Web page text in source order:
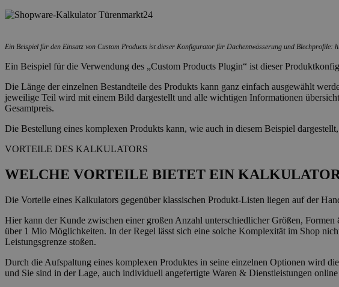
Ein Beispiel für den Einsatz von Custom Products ist dieser Konfigurator für Dachentwässerung und
Ein Beispiel für die Verwendung des „Custom Products Plugin“ ist dieser
Die Länge der einzelnen Bestandteile des Produkts kann ganz einfach ausgewählt
jeweilige Teil wird mit einem Bild dargestellt und alle wichtigen Informationen
Gesamtpreis.
Die Bestellung eines komplexen Produkts kann, wie auch in diesem Beispiel
VORTEILE DES KALKULATORS
WELCHE VORTEILE BIETET EIN
Die Vorteile eines Kalkulators gegenüber klassischen Produkt-Listen liegen auf der
Hier kann der Kunde zwischen einer großen Anzahl unterschiedlicher Größen,
über 1 Mio Möglichkeiten. In der Regel lässt sich eine solche Komplexität im Shop
Leistungsgrenze stoßen.
Durch die Aufspaltung eines komplexen Produktes in seine einzelnen Optionen wird
und Sie sind in der Lage, auch individuell angefertigte Waren & Dienstleistungen